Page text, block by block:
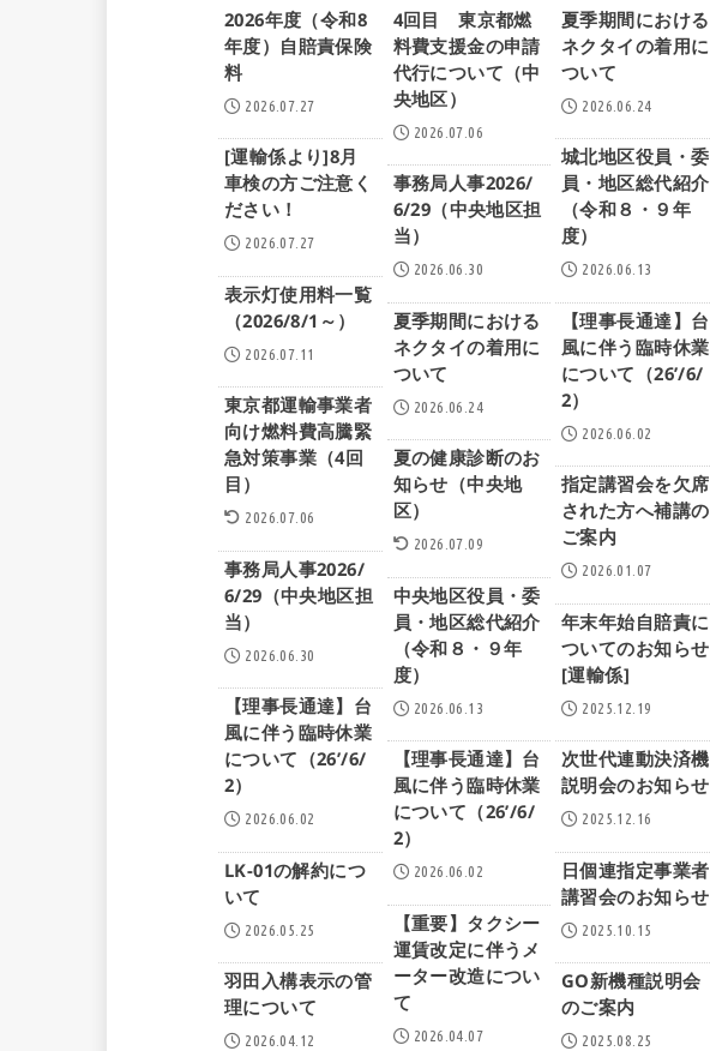
2026年度（令和8
年度）自賠責保険
料
2026.07.27
[運輸係より]8月
車検の方ご注意く
ださい！
2026.07.27
表示灯使用料一覧
（2026/8/1～）
2026.07.11
東京都運輸事業者
向け燃料費高騰緊
急対策事業（4回
目）
2026.07.06
事務局人事2026/
6/29（中央地区担
当）
2026.06.30
【理事長通達】台
風に伴う臨時休業
について（26’/6/
2）
2026.06.02
LK-01の解約につ
いて
2026.05.25
羽田入構表示の管
理について
2026.04.12
4回目 東京都燃
料費支援金の申請
代行について（中
央地区）
2026.07.06
事務局人事2026/
6/29（中央地区担
当）
2026.06.30
夏季期間における
ネクタイの着用に
ついて
2026.06.24
夏の健康診断のお
知らせ（中央地
区）
2026.07.09
中央地区役員・委
員・地区総代紹介
（令和８・９年
度）
2026.06.13
【理事長通達】台
風に伴う臨時休業
について（26’/6/
2）
2026.06.02
【重要】タクシー
運賃改定に伴うメ
ーター改造につい
て
2026.04.07
夏季期間における
ネクタイの着用に
ついて
2026.06.24
城北地区役員・委
員・地区総代紹介
（令和８・９年
度）
2026.06.13
【理事長通達】台
風に伴う臨時休業
について（26’/6/
2）
2026.06.02
指定講習会を欠席
された方へ補講の
ご案内
2026.01.07
年末年始自賠責に
ついてのお知らせ
[運輸係]
2025.12.19
次世代連動決済機
説明会のお知らせ
2025.12.16
日個連指定事業者
講習会のお知らせ
2025.10.15
GO新機種説明会
のご案内
2025.08.25